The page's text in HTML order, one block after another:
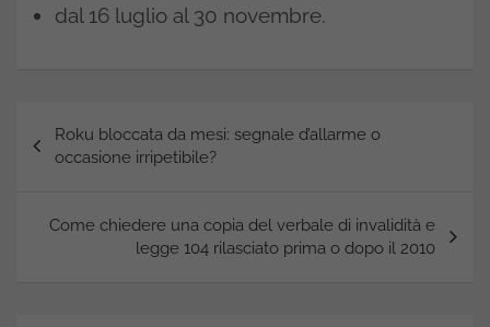
dal 16 luglio al 30 novembre.
articoli
Roku bloccata da mesi: segnale d’allarme o
occasione irripetibile?
Come chiedere una copia del verbale di invalidità e
legge 104 rilasciato prima o dopo il 2010